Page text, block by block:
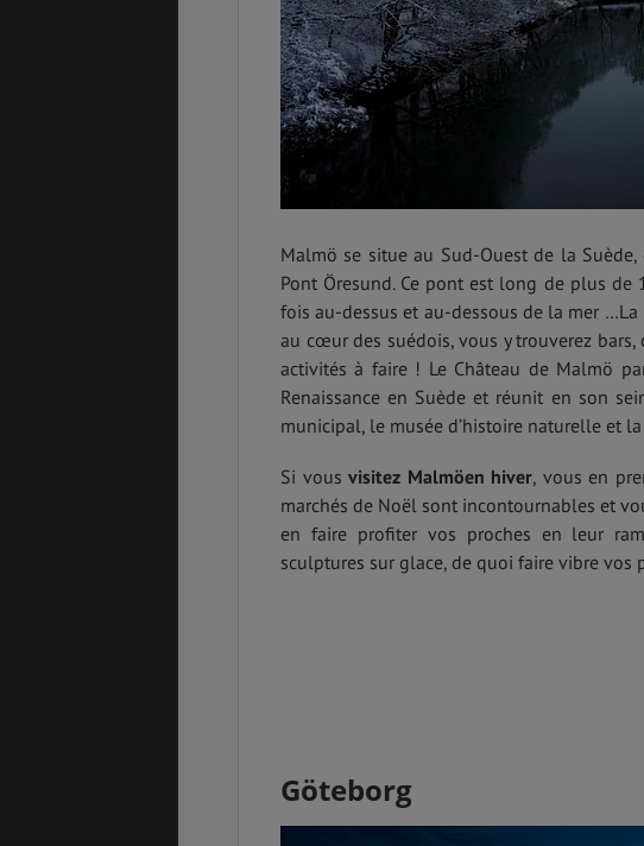
Malmö se situe au Sud-Ouest de la
Pont Öresund. Ce pont est long de plus
fois au-dessus et au-dessous de la mer
au cœur des suédois, vous y trouverez bars,
activités à faire ! Le Château de Malmö
Renaissance en Suède et réunit en son
municipal, le musée d’histoire naturelle et
Si vousvisitez Malmöen hiver, vous en
marchés de Noël sont incontournables et
en faire profiter vos proches en leur
sculptures sur glace, de quoi faire vibre
Göteborg